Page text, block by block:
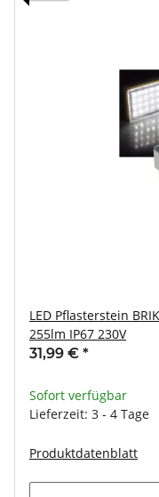
LED Pflasterstein
255lm IP67 230V
31,99 € *
Sofort verfügbar
Lieferzeit: 3 - 4 Tage
Produktdatenblatt